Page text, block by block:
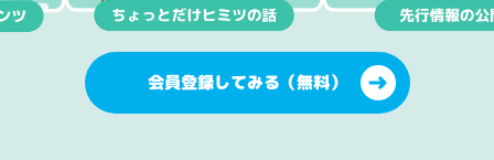
会員登録してみる（無料）